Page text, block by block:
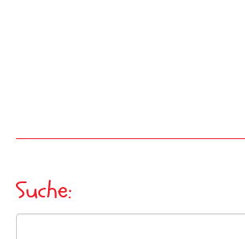
Suche:
Search